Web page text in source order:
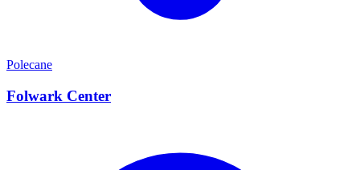
Polecane
Folwark Center